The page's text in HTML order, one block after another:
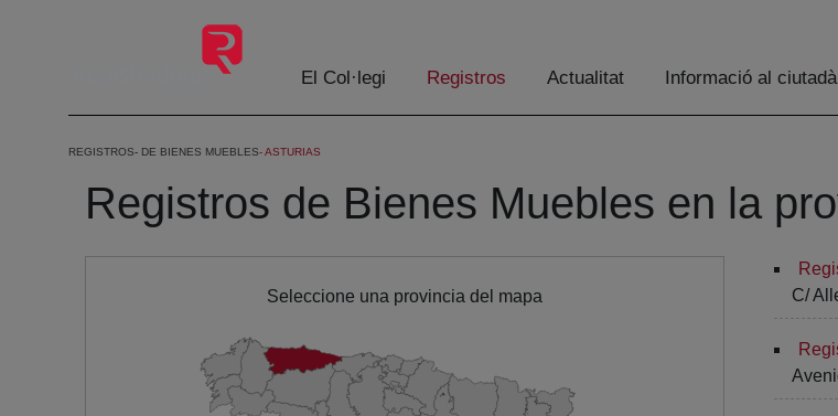
Salta al contingut principal
El Col·legi Registros Actualitat Informació al ciutadà
REGISTROS DE BIENES MUEBLES ASTURIAS
Registros de Bienes Muebles en la
Seleccione una provincia del mapa
C/